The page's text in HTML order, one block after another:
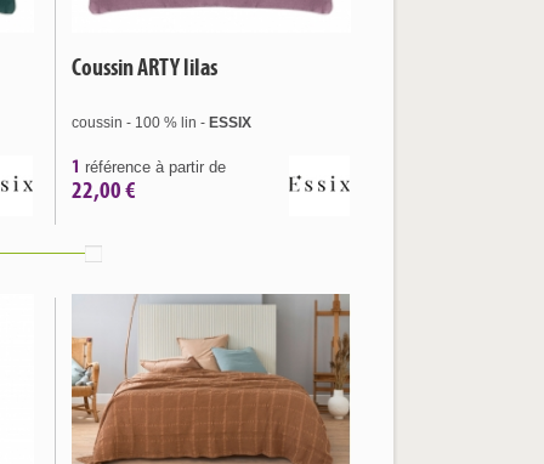
Coussin ARTY lilas
coussin - 100 % lin - ESSIX
1 référence à partir de
22,00 €